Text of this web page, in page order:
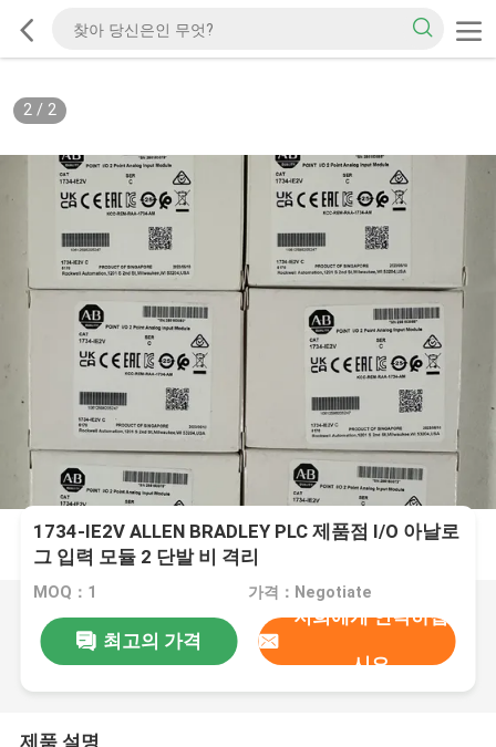
1/ 2
1734-IE2V ALLEN BRADLEY PLC 제품점 I/O 아날로
그 입력 모듈 2 단발 비 격리
MOQ：1 가격：Negotiate
최고의 가격
저희에게 연락하십
시오
제품 설명